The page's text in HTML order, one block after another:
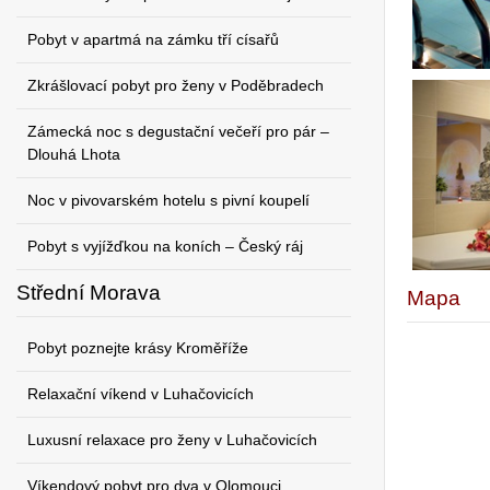
Pobyt v apartmá na zámku tří císařů
Zkrášlovací pobyt pro ženy v Poděbradech
Zámecká noc s degustační večeří pro pár –
Dlouhá Lhota
Noc v pivovarském hotelu s pivní koupelí
Pobyt s vyjížďkou na koních – Český ráj
Střední Morava
Pobyt poznejte krásy Kroměříže
Relaxační víkend v Luhačovicích
Luxusní relaxace pro ženy v Luhačovicích
Víkendový pobyt pro dva v Olomouci
Mapa